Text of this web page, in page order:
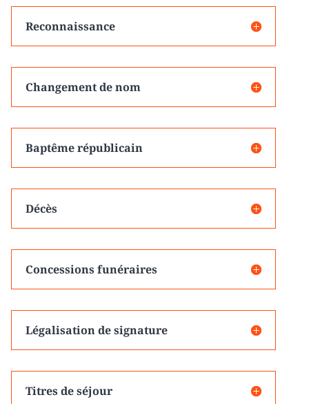
Reconnaissance
Changement de nom
Baptême républicain
Décès
Concessions funéraires
Légalisation de signature
Titres de séjour